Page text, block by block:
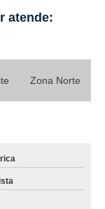
atende:
Zona Norte